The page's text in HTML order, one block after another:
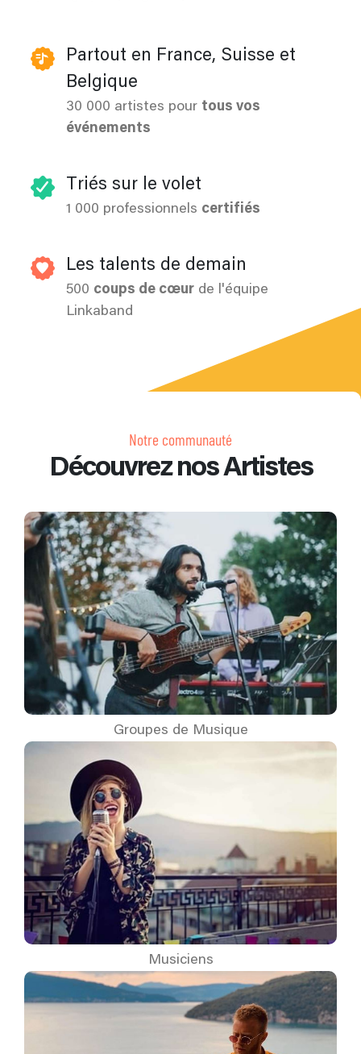
Partout en France, Suisse et
Belgique
30 000 artistes pour tous vos
événements
Triés sur le volet
1 000 professionnels certifiés
Les talents de demain
500 coups de cœurde l'équipe
Linkaband
Notre communauté
Découvrez nos Artistes
Groupes de Musique
Musiciens